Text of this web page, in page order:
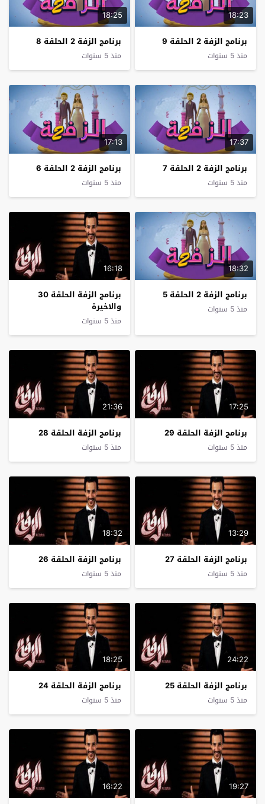
18:23
برنامج الزفة 2 الحلقة 9
منذ 5 سنوات
18:25
برنامج الزفة 2 الحلقة 8
منذ 5 سنوات
17:37
برنامج الزفة 2 الحلقة 7
منذ 5 سنوات
17:13
برنامج الزفة 2 الحلقة 6
منذ 5 سنوات
18:32
برنامج الزفة 2 الحلقة 5
منذ 5 سنوات
16:18
برنامج الزفة الحلقة 30
والاخيرة
منذ 5 سنوات
17:25
برنامج الزفة الحلقة 29
منذ 5 سنوات
21:36
برنامج الزفة الحلقة 28
منذ 5 سنوات
13:29
برنامج الزفة الحلقة 27
منذ 5 سنوات
18:32
برنامج الزفة الحلقة 26
منذ 5 سنوات
24:22
برنامج الزفة الحلقة 25
منذ 5 سنوات
18:25
برنامج الزفة الحلقة 24
منذ 5 سنوات
19:27
16:22